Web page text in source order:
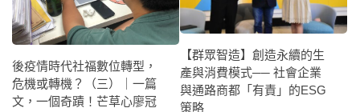
後疫情時代社福數位轉型，
危機或轉機？（三）｜一篇
文，一個奇蹟！芒草心廖冠
【群眾智造】創造永續的生
產與消費模式── 社會企業
與通路商都「有責」的ESG
策略